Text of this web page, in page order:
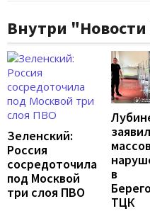
Внутри
Зеленский:
Россия
сосредоточила
под Москвой
три слоя ПВО
в
ТЦК